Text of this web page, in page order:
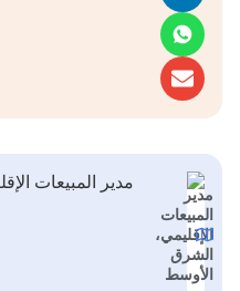
مدير
المبيعات
الإقليمي،
الشرق
الأوسط